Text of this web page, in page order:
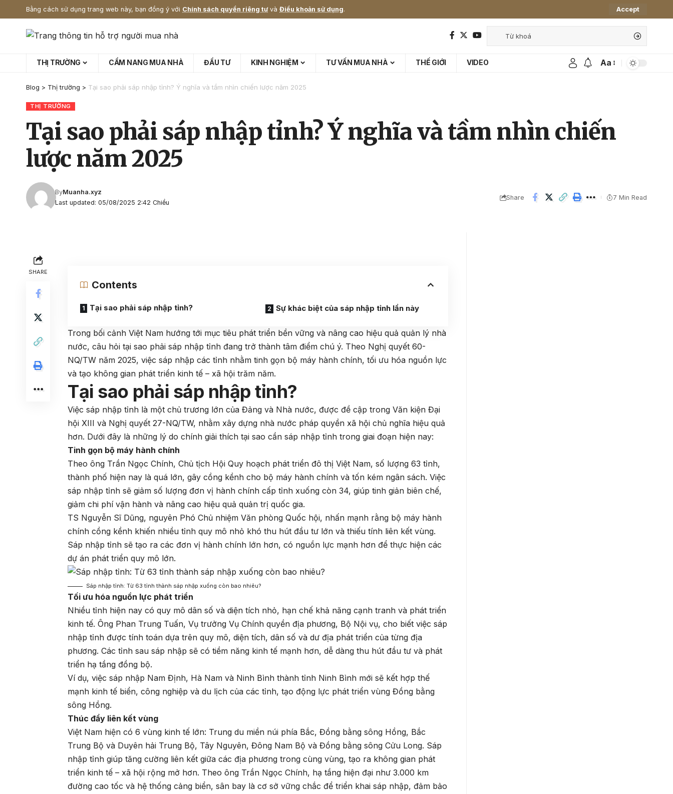
Bằng cách sử dụng trang web này, bạn đồng ý với Chính sách quyền riêng tưvà Điều khoản sử dụng. Accept
THỊ TRƯỜNG CẨM NANG MUA NHÀ ĐẦU TƯ KINH NGHIỆM TƯ VẤN MUA NHÀ THẾ GIỚI VIDEO Aa
Blog > Thị trường > Tại sao phải sáp nhập tỉnh? Ý nghĩa và tầm nhìn chiến lược năm 2025
THỊ TRƯỜNG
Tại sao phải sáp nhập tỉnh? Ý nghĩa và tầm nhìn chiến
lược năm 2025
Last updated: 05/08/2025 2:42 Chiều
ByMuanha.xyz
Share 7 Min Read
SHARE
Contents
Tại sao phải sáp nhập tỉnh? Sự khác biệt của sáp nhập tỉnh lần này
Trong bối cảnh Việt Nam hướng tới mục tiêu phát triển bền vững và nâng cao hiệu quả quản lý nhà
nước, câu hỏi tại sao phải sáp nhập tỉnh đang trở thành tâm điểm chú ý. Theo Nghị quyết 60-
NQ/TW năm 2025, việc sáp nhập các tỉnh nhằm tinh gọn bộ máy hành chính, tối ưu hóa nguồn lực
và tạo không gian phát triển kinh tế – xã hội trăm năm.
Tại sao phải sáp nhập tỉnh?
Việc sáp nhập tỉnh là một chủ trương lớn của Đảng và Nhà nước, được đề cập trong Văn kiện Đại
hội XIII và Nghị quyết 27-NQ/TW, nhằm xây dựng nhà nước pháp quyền xã hội chủ nghĩa hiệu quả
hơn. Dưới đây là những lý do chính giải thích tại sao cần sáp nhập tỉnh trong giai đoạn hiện nay:
Tinh gọn bộ máy hành chính
Theo ông Trần Ngọc Chính, Chủ tịch Hội Quy hoạch phát triển đô thị Việt Nam, số lượng 63 tỉnh,
thành phố hiện nay là quá lớn, gây cồng kềnh cho bộ máy hành chính và tốn kém ngân sách. Việc
sáp nhập tỉnh sẽ giảm số lượng đơn vị hành chính cấp tỉnh xuống còn 34, giúp tinh giản biên chế,
giảm chi phí vận hành và nâng cao hiệu quả quản trị quốc gia.
TS Nguyễn Sĩ Dũng, nguyên Phó Chủ nhiệm Văn phòng Quốc hội, nhấn mạnh rằng bộ máy hành
chính cồng kềnh khiến nhiều tỉnh quy mô nhỏ khó thu hút đầu tư lớn và thiếu tính liên kết vùng.
Sáp nhập tỉnh sẽ tạo ra các đơn vị hành chính lớn hơn, có nguồn lực mạnh hơn để thực hiện các
dự án phát triển quy mô lớn.
Sáp nhập tỉnh: Từ 63 tỉnh thành sáp nhập xuống còn bao nhiêu?
Tối ưu hóa nguồn lực phát triển
Nhiều tỉnh hiện nay có quy mô dân số và diện tích nhỏ, hạn chế khả năng cạnh tranh và phát triển
kinh tế. Ông Phan Trung Tuấn, Vụ trưởng Vụ Chính quyền địa phương, Bộ Nội vụ, cho biết việc sáp
nhập tỉnh được tính toán dựa trên quy mô, diện tích, dân số và dư địa phát triển của từng địa
phương. Các tỉnh sau sáp nhập sẽ có tiềm năng kinh tế mạnh hơn, dễ dàng thu hút đầu tư và phát
triển hạ tầng đồng bộ.
Ví dụ, việc sáp nhập Nam Định, Hà Nam và Ninh Bình thành tỉnh Ninh Bình mới sẽ kết hợp thế
mạnh kinh tế biển, công nghiệp và du lịch của các tỉnh, tạo động lực phát triển vùng Đồng bằng
sông Hồng.
Thúc đẩy liên kết vùng
Việt Nam hiện có 6 vùng kinh tế lớn: Trung du miền núi phía Bắc, Đồng bằng sông Hồng, Bắc
Trung Bộ và Duyên hải Trung Bộ, Tây Nguyên, Đông Nam Bộ và Đồng bằng sông Cửu Long. Sáp
nhập tỉnh giúp tăng cường liên kết giữa các địa phương trong cùng vùng, tạo ra không gian phát
triển kinh tế – xã hội rộng mở hơn. Theo ông Trần Ngọc Chính, hạ tầng hiện đại như 3.000 km
đường cao tốc và hệ thống cảng biển, sân bay là cơ sở vững chắc để triển khai sáp nhập, đảm bảo